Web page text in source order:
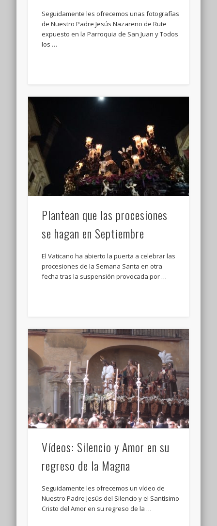
Seguidamente les ofrecemos unas fotografías
de Nuestro Padre Jesús Nazareno de Rute
expuesto en la Parroquia de San Juan y Todos
los …
Plantean que las procesiones
se hagan en Septiembre
El Vaticano ha abierto la puerta a celebrar las
procesiones de la Semana Santa en otra
fecha tras la suspensión provocada por …
Vídeos: Silencio y Amor en su
regreso de la Magna
Seguidamente les ofrecemos un vídeo de
Nuestro Padre Jesús del Silencio y el Santísimo
Cristo del Amor en su regreso de la …